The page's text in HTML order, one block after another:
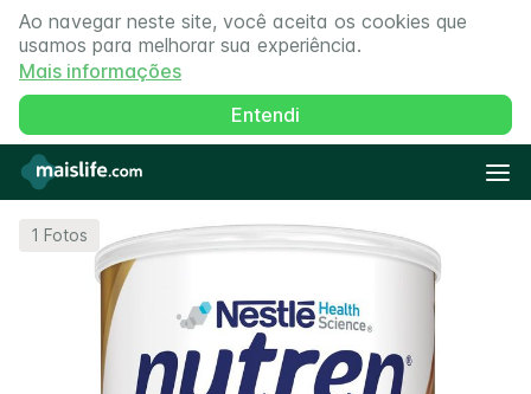
Ao navegar neste site, você aceita os cookies que
usamos para melhorar sua experiência.
Mais informações
Entendi
1 Fotos